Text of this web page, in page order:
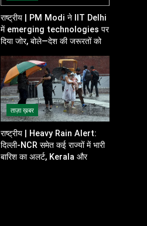
राष्ट्रीय | PM Modi ने IIT Delhi
में emerging technologies पर
दिया जोर, बोले—देश की जरूरतों को
ताज़ा ख़बर
राष्ट्रीय | Heavy Rain Alert:
दिल्ली-NCR समेत कई राज्यों में भारी
बारिश का अलर्ट, Kerala और